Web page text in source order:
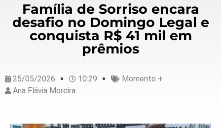
Família de Sorriso encara
desafio no Domingo Legal e
conquista R$ 41 mil em
prêmios
25/05/2026 10:29
Momento +
Ana Flávia Moreira